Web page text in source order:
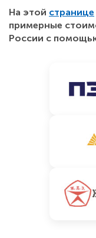
На этой странице
примерные
России с